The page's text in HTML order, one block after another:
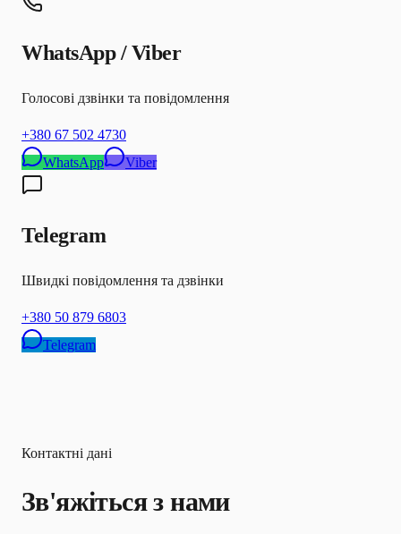
WhatsApp / Viber
Голосові дзвінки та повідомлення
+380 67 502 4730
WhatsApp
Viber
Telegram
Швидкі повідомлення та дзвінки
+380 50 879 6803
Telegram
Контактні дані
Зв'яжіться з нами